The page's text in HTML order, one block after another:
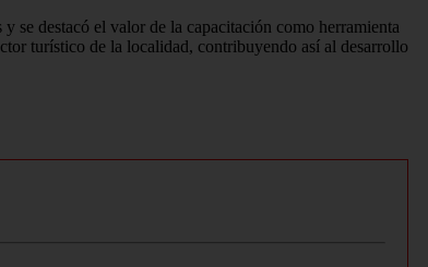
se destacó el valor de la capacitación como herramienta
turístico de la localidad, contribuyendo así al desarrollo